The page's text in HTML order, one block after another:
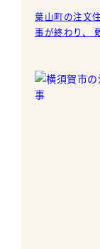
葉山町の注文
事が終わり、